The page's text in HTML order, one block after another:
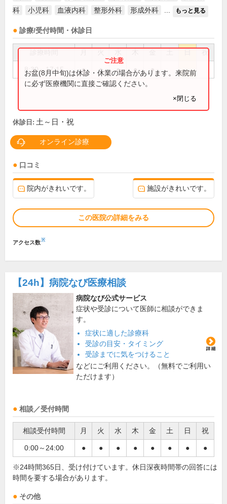
科
小児科 血液内科 整形外科 形成外科 もっと見る
診療/受付時間・休診日
祝
8:30～17:15 ● ● ● ● ●
お盆(8月中旬)は休診・休業の場合があります。来院前
に必ず医療機関に直接ご確認ください。
×閉じる
休診日: 土～日・祝
オンライン診療
口コミ
院内がきれいです。 施設がきれいです。
この医院の詳細をみる
アクセス数※
【24h】 病院なび医療相談
病院なび公式サービス
症状や受診について医師に相談ができま
す。
症状に適した診療科
受診の目安・タイミング
受診までに気をつけること
などにご利用ください。（無料でご利用い
ただけます）
相談／受付時間
相談受付時間 月 火 水 木 金 土 日 祝
0:00～24:00 ● ● ● ● ● ● ● ●
※24時間365日、受け付けています。休日深夜時間帯の回答には
時間を要する場合があります。
その他